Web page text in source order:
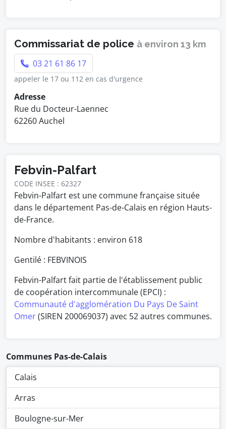
Commissariat de police à environ 13 km
03 21 61 86 17
appeler le 17 ou 112 en cas d'urgence
Adresse
Rue du Docteur-Laennec
62260 Auchel
Febvin-Palfart
CODE INSEE : 62327
Febvin-Palfart est une commune française située
dans le département Pas-de-Calais en région Hauts-
de-France.
Nombre d'habitants : environ 618
Gentilé : FEBVINOIS
Febvin-Palfart fait partie de l'établissement public
de coopération intercommunale (EPCI) :
Communauté d'agglomération Du Pays De Saint
Omer(SIREN 200069037) avec 52 autres communes.
Communes Pas-de-Calais
Calais
Arras
Boulogne-sur-Mer